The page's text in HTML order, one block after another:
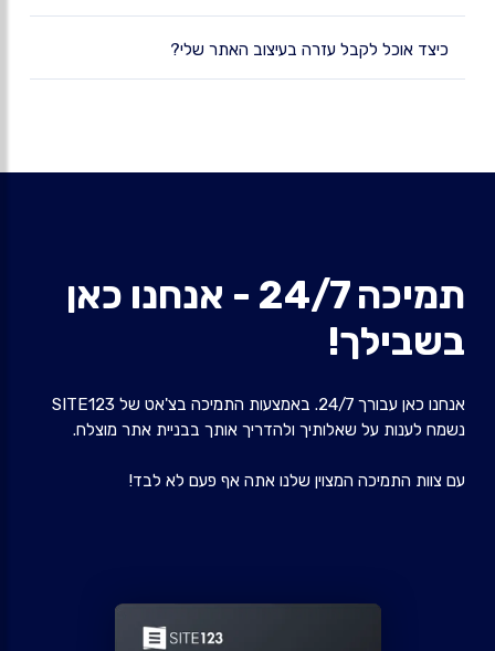
כיצד אוכל לקבל עזרה בעיצוב האתר שלי?
תמיכה 24/7 - אנחנו כאן
בשבילך!
אנחנו כאן עבורך 24/7. באמצעות התמיכה בצ'אט של SITE123
נשמח לענות על שאלותיך ולהדריך אותך בבניית אתר מוצלח.
עם צוות התמיכה המצוין שלנו אתה אף פעם לא לבד!